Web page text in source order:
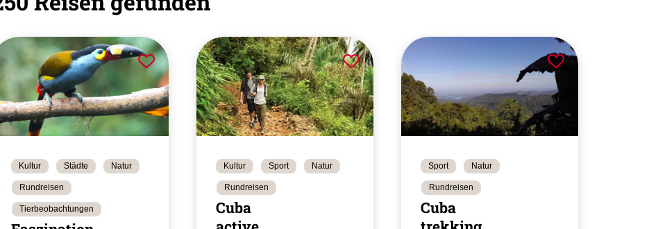
zum
gelangen.
Benutzer
von
Touchgeräten
können
Touch-
Streichgesten
verwenden.
Kultur Städte Natur
Rundreisen
Tierbeobachtungen
Kultur Sport Natur
Rundreisen
Cuba
Sport Natur
Rundreisen
Cuba